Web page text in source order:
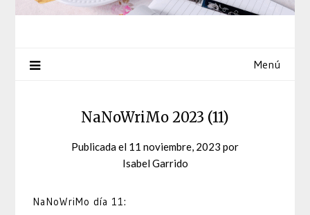
Menú
NaNoWriMo 2023 (11)
Publicada el 11 noviembre, 2023 por
Isabel Garrido
NaNoWriMo día 11: